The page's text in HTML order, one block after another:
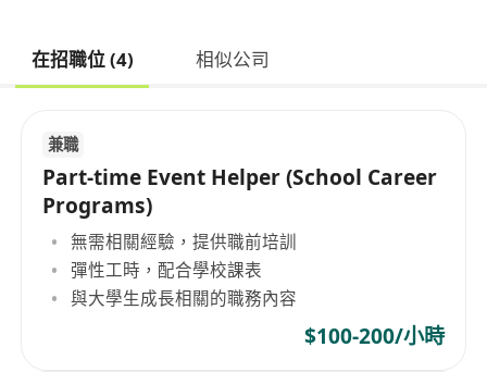
在招職位 (4) 相似公司
兼職
Part-time Event Helper (School Career
Programs)
無需相關經驗，提供職前培訓
彈性工時，配合學校課表
與大學生成長相關的職務內容
$100-200/小時